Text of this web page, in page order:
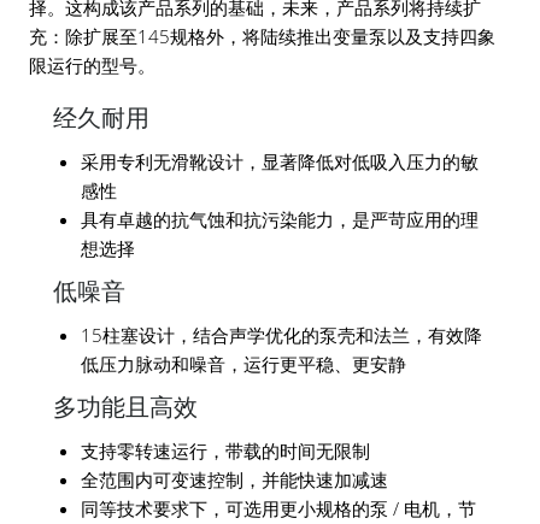
择。这构成该产品系列的基础，未来，产品系列将持续扩
充：除扩展至145规格外，将陆续推出变量泵以及支持四象
限运行的型号。
经久耐用
采用专利无滑靴设计，显著降低对低吸入压力的敏
感性
具有卓越的抗气蚀和抗污染能力，是严苛应用的理
想选择
低噪音
15柱塞设计，结合声学优化的泵壳和法兰，有效降
低压力脉动和噪音，运行更平稳、更安静
多功能且高效
支持零转速运行，带载的时间无限制
全范围内可变速控制，并能快速加减速
同等技术要求下，可选用更小规格的泵 / 电机，节